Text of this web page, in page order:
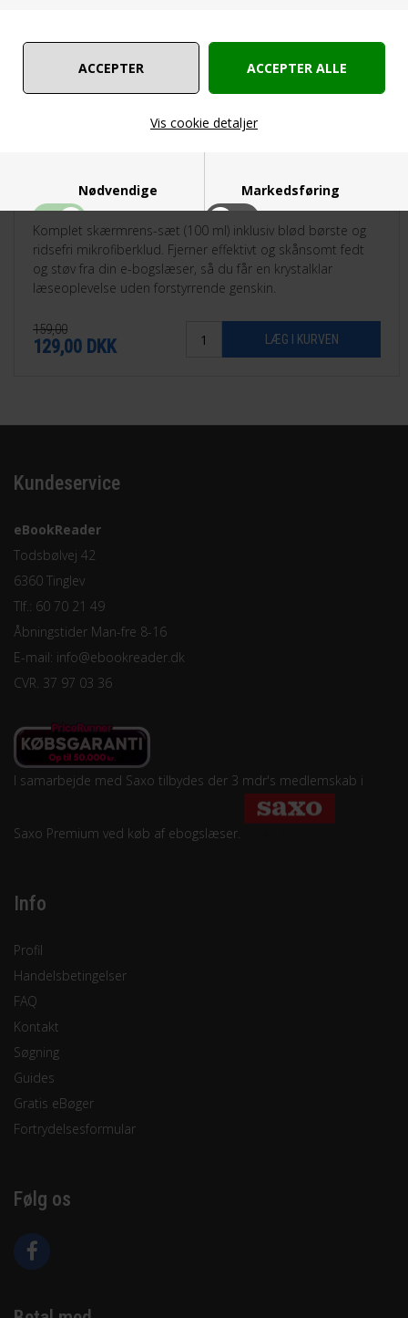
Vis cookie detaljer
Nødvendige Markedsføring
Komplet skærmrens-sæt (100 ml) inklusiv blød børste og
ridsefri mikrofiberklud. Fjerner effektivt og skånsomt fedt
og støv fra din e-bogslæser, så du får en krystalklar
læseoplevelse uden forstyrrende genskin.
159,00
129,00 DKK
Kundeservice
eBookReader
Todsbølvej 42
6360 Tinglev
Tlf.: 60 70 21 49
Åbningstider Man-fre 8-16
E-mail: info@ebookreader.dk
CVR. 37 97 03 36
I samarbejde med Saxo tilbydes der 3 mdr's medlemskab i
Saxo Premium ved køb af ebogslæser.
Info
Profil
Handelsbetingelser
FAQ
Kontakt
Søgning
Guides
Gratis eBøger
Fortrydelsesformular
Følg os